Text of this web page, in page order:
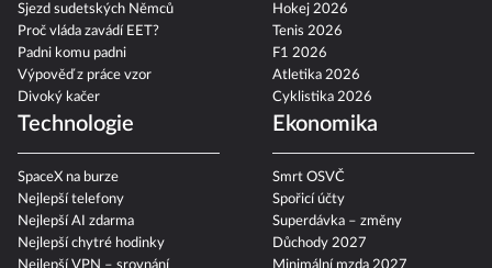
Sjezd sudetských Němců
Proč vláda zavádí EET?
Padni komu padni
Výpověď z práce vzor
Divoký kačer
Hokej 2026
Tenis 2026
F1 2026
Atletika 2026
Cyklistika 2026
Technologie
SpaceX na burze
Nejlepší telefony
Nejlepší AI zdarma
Nejlepší chytré hodinky
Ekonomika
Smrt OSVČ
Spořicí účty
Superdávka – změny
Důchody 2027